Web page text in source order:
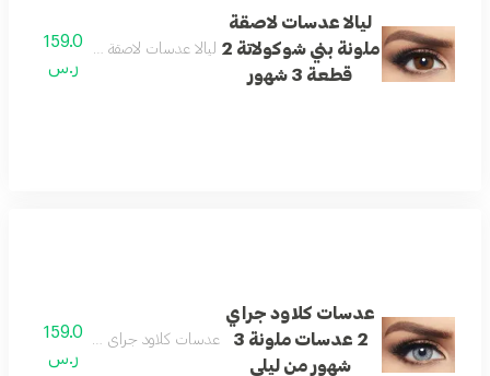
ليالا عدسات لاصقة
ملونة بني شوكولاتة 2
قطعة 3 شهور
ليالا عدسات لاصقة ملونة بني شوكولاتة 2 قطعة 3
159.0
ر.س
عدسات كلاود جراي
2 عدسات ملونة 3
شهور من ليلى
عدسات كلاود جراي 2 عدسات ملونة 3 شهور من ليلى
159.0
ر.س